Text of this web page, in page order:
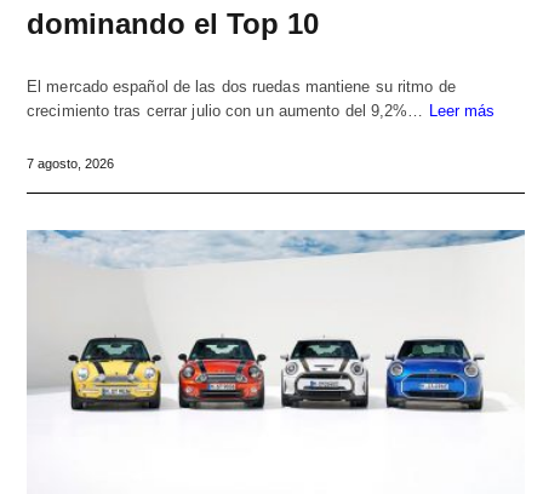
dominando el Top 10
El mercado español de las dos ruedas mantiene su ritmo de
crecimiento tras cerrar julio con un aumento del 9,2%…
Leer más
7 agosto, 2026